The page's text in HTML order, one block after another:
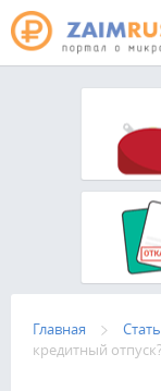
Перейти к
Главная
кредитный отпуск?